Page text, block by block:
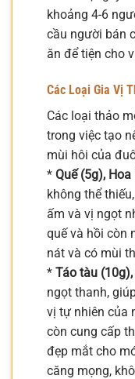
khoảng 4-6
cầu người bán
ăn để tiện cho
Các Loại Gia Vị
Các loại thảo
trong việc tạo
mùi hôi của
* Quế (5g),
không thể
ấm và vị ngọt
quế và hồi còn
nát và có mùi
* Táo tàu
ngọt thanh,
vị tự nhiên của
còn cung cấp
đẹp mắt cho
căng mọng,